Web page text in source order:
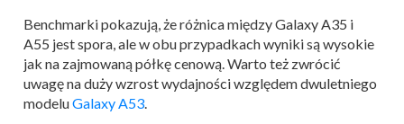
Benchmarki pokazują, że różnica między Galaxy A35 i
A55 jest spora, ale w obu przypadkach wyniki są wysokie
jak na zajmowaną półkę cenową. Warto też zwrócić
uwagę na duży wzrost wydajności względem dwuletniego
modeluGalaxy A53.